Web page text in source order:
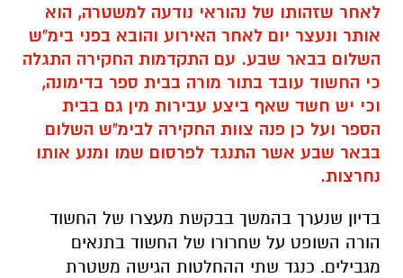
לאחר שזהותו של נהוראי נודעה למשטרה, הוא
אותר ונעצר יום לאחר האירוע והובא בפני בימ"ש
השלום בבאר שבע. עם התקדמות החקירה התגלה
כי החשוד עובד בתור מורה בבית ספר בדימונה,
וכי יש חשד שאף ביצע עבירות מין גם בבית
הספר ועל כן פנה צוות החקירה לבימ"ש השלום
בבאר שבע אשר התנגד לפרסום שמו ומנע אותו
נחרצות.
בדיון שנערך בהמשך בבקשת מעצרו של החשוד
הורה השופט על שחרורו של החשוד בתנאים
מגבילים. כנגד שתי ההחלטות הגישה משטרת